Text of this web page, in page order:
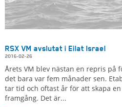
RSX VM avslutat i Eilat Israel
2016-02-26
Årets VM blev nästan en repris på
det bara var fem månader sen.
tar tid och oftast år för att skapa
framgång. Det är...